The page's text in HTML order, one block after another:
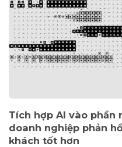
Tích hợp AI vào phần
doanh nghiệp phản
khách tốt hơn